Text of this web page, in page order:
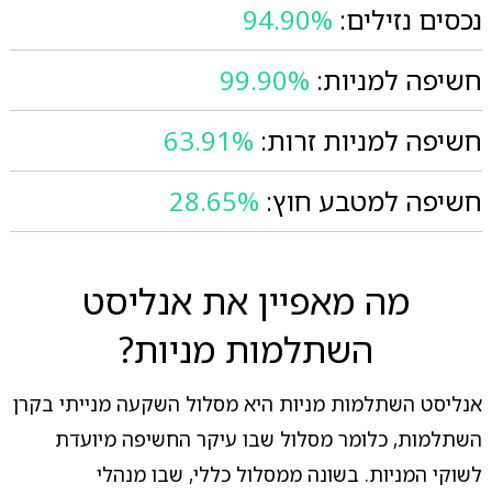
נכסים נזילים: 94.90%
חשיפה למניות: 99.90%
חשיפה למניות זרות: 63.91%
חשיפה למטבע חוץ: 28.65%
מה מאפיין את אנליסט
השתלמות מניות?
אנליסט השתלמות מניות היא מסלול השקעה מנייתי בקרן
השתלמות, כלומר מסלול שבו עיקר החשיפה מיועדת
לשוקי המניות. בשונה ממסלול כללי, שבו מנהלי